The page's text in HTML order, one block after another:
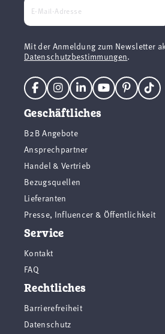
Mit der Anmeldung zum Newsletter
Datenschutzbestimmungen.
Geschäftliches
B2B Angebote
Ansprechpartner
Handel & Vertrieb
Bezugsquellen
Lieferanten
Presse, Influencer & Öffentlichkeit
Service
Kontakt
FAQ
Rechtliches
Barrierefreiheit
Datenschutz